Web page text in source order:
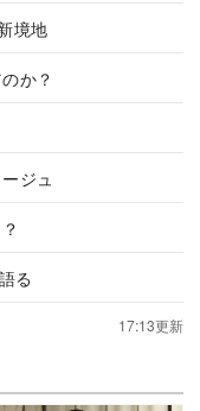
境地
のか？
ジュ
る
17:13更新